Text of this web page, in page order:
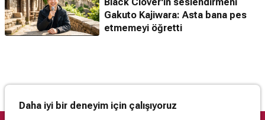
Gakuto Kajiwara: Asta bana pes
etmemeyi öğretti
Daha iyi bir deneyim için çalışıyoruz